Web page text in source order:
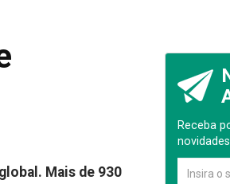
Mais de 930
Receba